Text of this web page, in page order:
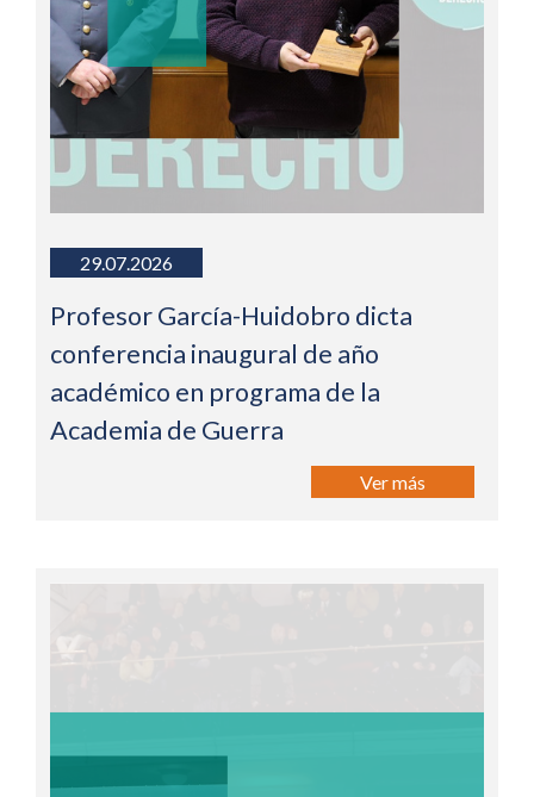
29.07.2026
Profesor García-Huidobro dicta
conferencia inaugural de año
académico en programa de la
Academia de Guerra
Ver más